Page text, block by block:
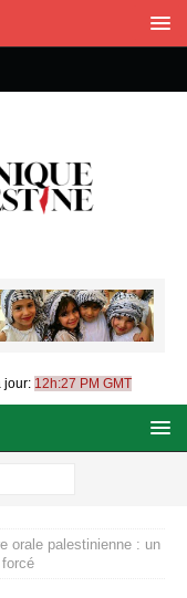
jour: 12h:27 PM GMT
orale palestinienne : un